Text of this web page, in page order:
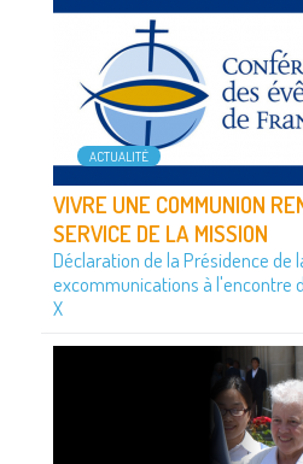
ACTUALITÉ
VIVRE UNE COMMUNION
SERVICE DE LA MISSION
Déclaration de la Présidence de
excommunications à l'encontre
X